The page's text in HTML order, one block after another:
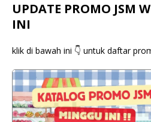
UPDATE PROMO JSM
INI
klik di bawah ini 👇 untuk daftar